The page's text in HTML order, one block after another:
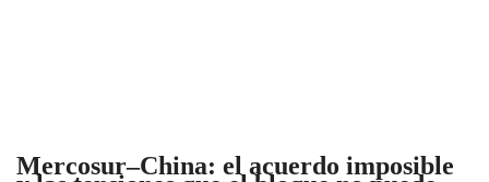
Mercosur–China: el acuerdo imposible